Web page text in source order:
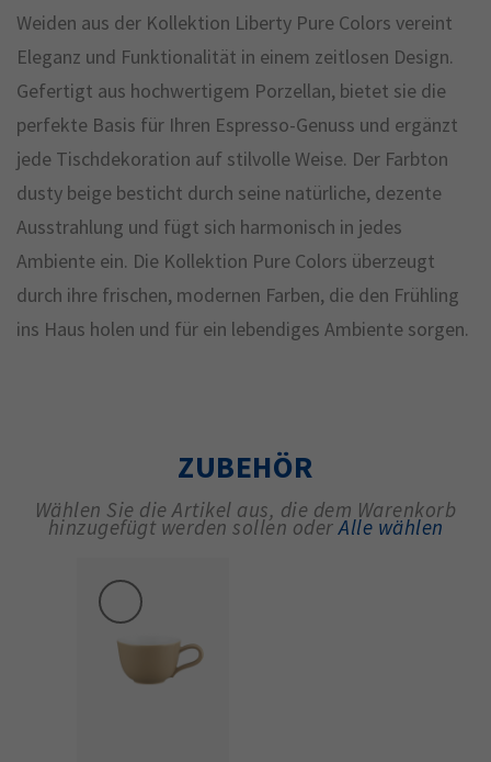
Weiden aus der Kollektion Liberty Pure Colors vereint
Eleganz und Funktionalität in einem zeitlosen Design.
Gefertigt aus hochwertigem Porzellan, bietet sie die
perfekte Basis für Ihren Espresso-Genuss und ergänzt
jede Tischdekoration auf stilvolle Weise. Der Farbton
dusty beige besticht durch seine natürliche, dezente
Ausstrahlung und fügt sich harmonisch in jedes
Ambiente ein. Die Kollektion Pure Colors überzeugt
durch ihre frischen, modernen Farben, die den Frühling
ins Haus holen und für ein lebendiges Ambiente sorgen.
ZUBEHÖR
Wählen Sie die Artikel aus, die dem Warenkorb
hinzugefügt werden sollen oderAlle wählen